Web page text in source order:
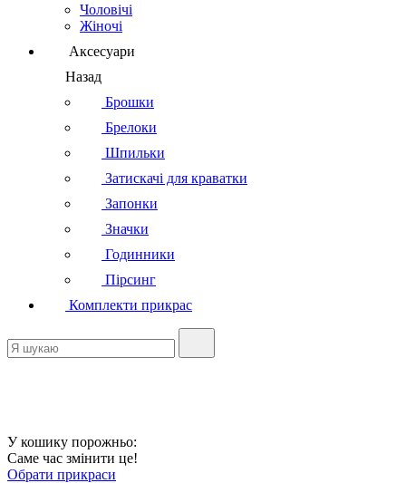
Чоловічі
Жіночі
Аксесуари
Назад
Брошки
Брелоки
Шпильки
Затискачі для краватки
Запонки
Значки
Годинники
Пірсинг
Комплекти прикрас
У кошику порожньо:
Саме час змінити це!
Обрати прикраси